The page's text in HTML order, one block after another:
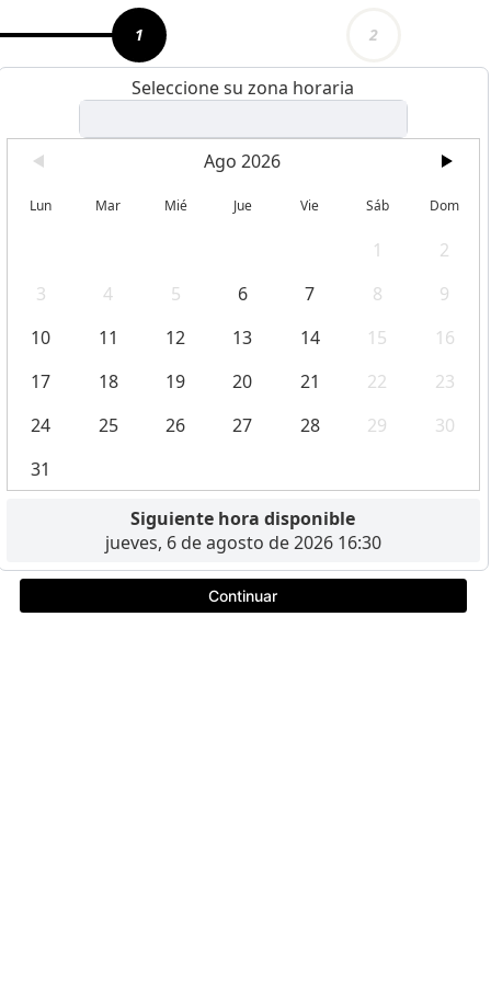
1 2
Seleccione su zona horaria
Ago 2026
Lun Mar Mié Jue Vie Sáb Dom
1
2
3
4 5 6 7 8
9
10
11 12 13 14 15
16
17
18 19 20 21 22
23
24
25 26 27 28 29
30
31
Siguiente hora disponible
jueves, 6 de agosto de 2026 16:30
Continuar